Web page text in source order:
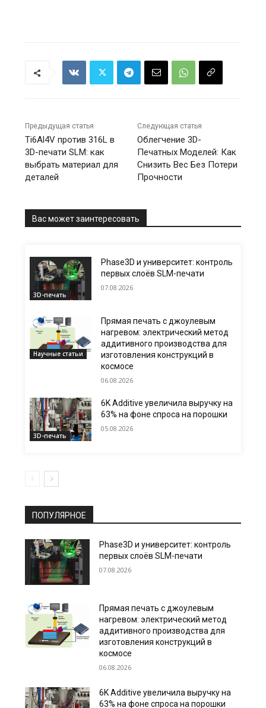
Предыдущая статья
Ti6Al4V против 316L в
3D-печати SLM: как
выбрать материал для
деталей
Следующая статья
Облегчение 3D-
Печатных Моделей: Как
Снизить Вес Без Потери
Прочности
Вас может заинтересовать
3D-печать
Phase3D и университет: контроль
первых слоёв SLM-печати
07.08.2026
Научные статьи
Прямая печать с джоулевым
нагревом: электрический метод
аддитивного производства для
изготовления конструкций в
космосе
06.08.2026
3D-печать
6K Additive увеличила выручку на
63% на фоне спроса на порошки
05.08.2026
ПОПУЛЯРНОЕ
Phase3D и университет: контроль
первых слоёв SLM-печати
07.08.2026
Прямая печать с джоулевым
нагревом: электрический метод
аддитивного производства для
изготовления конструкций в
космосе
06.08.2026
6K Additive увеличила выручку на
63% на фоне спроса на порошки